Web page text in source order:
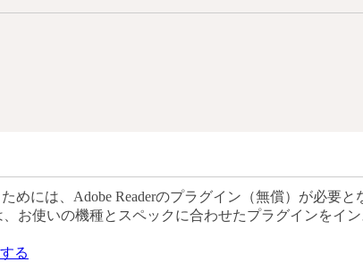
めには、Adobe Readerのプラグイン（無償）が必要と
お使いの機種とスペックに合わせたプラグインをイ
る